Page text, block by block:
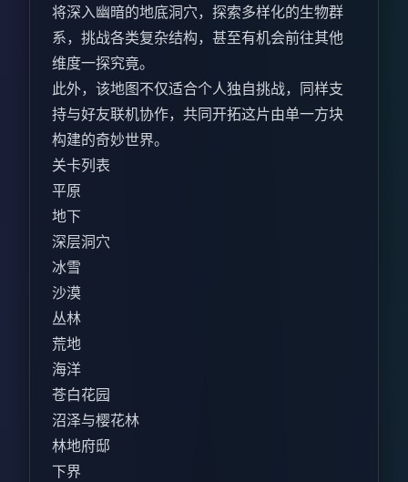
将深入幽暗的地底洞穴，探索多样化的生物群
系，挑战各类复杂结构，甚至有机会前往其他
维度一探究竟。
此外，该地图不仅适合个人独自挑战，同样支
持与好友联机协作，共同开拓这片由单一方块
构建的奇妙世界。
关卡列表
平原
地下
深层洞穴
冰雪
沙漠
丛林
荒地
海洋
苍白花园
沼泽与樱花林
林地府邸
下界